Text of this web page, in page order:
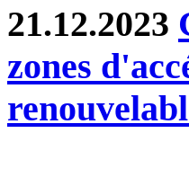
21.12.2023
zones